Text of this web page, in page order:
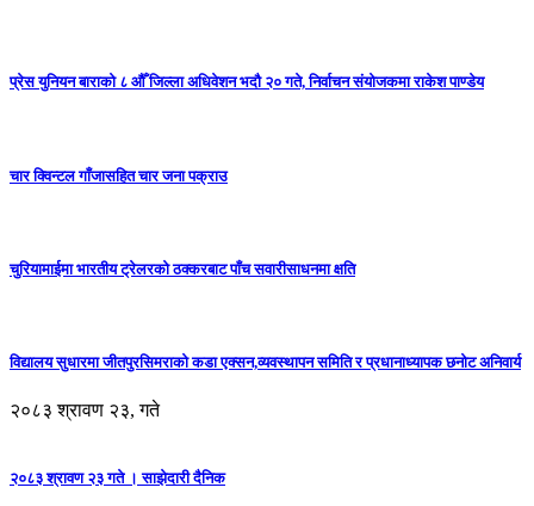
प्रेस युनियन बाराको ८ औँ जिल्ला अधिवेशन भदौ २० गते, निर्वाचन संयोजकमा राकेश पाण्डेय
चार क्विन्टल गाँजासहित चार जना पक्राउ
चुरियामाईमा भारतीय ट्रेलरको ठक्करबाट पाँच सवारीसाधनमा क्षति
विद्यालय सुधारमा जीतपुरसिमराको कडा एक्सन,व्यवस्थापन समिति र प्रधानाध्यापक छनोट अनिवार्य
२०८३ श्रावण २३, गते
२०८३ श्रावण २३ गते । साझेदारी दैनिक